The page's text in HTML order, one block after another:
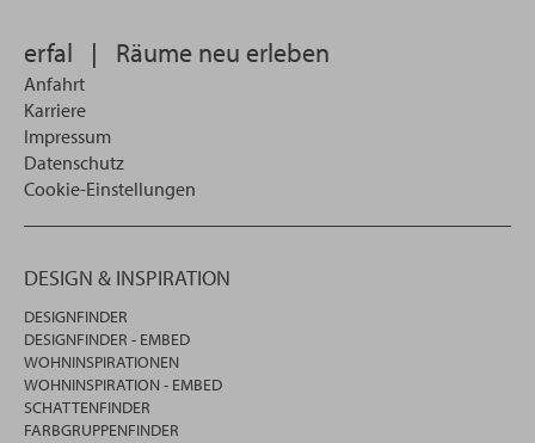
erfal | Räume neu erleben
Anfahrt
Karriere
Impressum
Datenschutz
Cookie-Einstellungen
DESIGN & INSPIRATION
DESIGNFINDER
DESIGNFINDER - EMBED
WOHNINSPIRATIONEN
WOHNINSPIRATION - EMBED
SCHATTENFINDER
FARBGRUPPENFINDER